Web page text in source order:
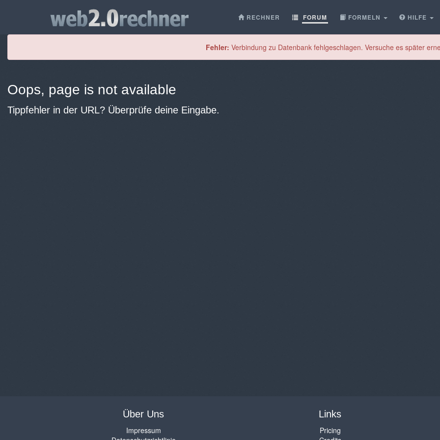
RECHNER FORUM FORMELN HILFE
Fehler: Verbindung zu Datenbank fehlgeschlagen. Versuche es später
Oops, page is not available
Tippfehler in der URL? Überprüfe deine Eingabe.
Über Uns
Impressum
Links
Pricing